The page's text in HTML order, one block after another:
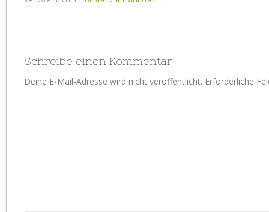
Schreibe einen Kommentar
Deine E-Mail-Adresse wird nicht veröffentlicht. Erforderliche